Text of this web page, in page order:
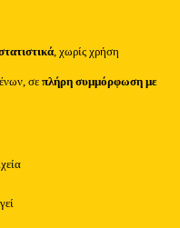
, χωρίς χρήση
σεπλήρη συμμόρφωση με